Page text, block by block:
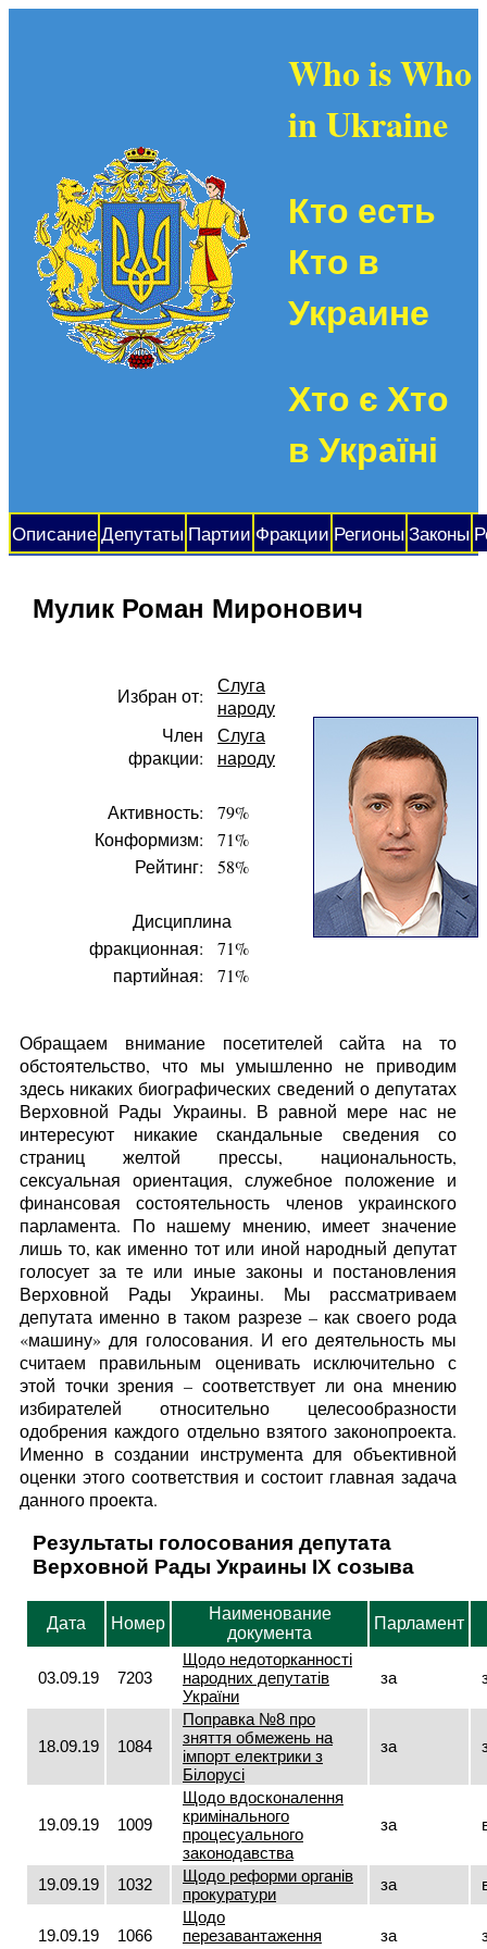
Who is Who
in Ukraine
Кто есть
Кто в
Украине
Хто є Хто
в Україні
Описание Депутаты Партии Фракции Регионы Законы
Мулик Роман Миронович
Избран от:
Слуга
народу
Член
фракции:
Слуга
народу
Активность:
79%
Конформизм:
71%
Рейтинг:
58%
Дисциплина
фракционная:
71%
партийная:
71%
Обращаем внимание посетителей сайта на то
обстоятельство, что мы умышленно не приводим
здесь никаких биографических сведений о депутатах
Верховной Рады Украины. В равной мере нас не
интересуют никакие скандальные сведения со
страниц желтой прессы, национальность,
сексуальная ориентация, служебное положение и
финансовая состоятельность членов украинского
парламента. По нашему мнению, имеет значение
лишь то, как именно тот или иной народный депутат
голосует за те или иные законы и постановления
Верховной Рады Украины. Мы рассматриваем
депутата именно в таком разрезе – как своего рода
«машину» для голосования. И его деятельность мы
считаем правильным оценивать исключительно с
этой точки зрения – соответствует ли она мнению
избирателей относительно целесообразности
одобрения каждого отдельно взятого законопроекта.
Именно в создании инструмента для объективной
оценки этого соответствия и состоит главная задача
данного проекта.
Результаты голосования депутата
Верховной Рады Украины IX созыва
Дата Номер
Наименование
документа
Парламент
03.09.19 7203
Щодо недоторканності
народних депутатів
України
за
18.09.19 1084
Поправка №8 про
зняття обмежень на
імпорт електрики з
Білорусі
за
19.09.19 1009
Щодо вдосконалення
кримінального
процесуального
законодавства
за
19.09.19 1032
Щодо реформи органів
прокуратури
за
19.09.19 1066
Щодо
перезавантаження
за